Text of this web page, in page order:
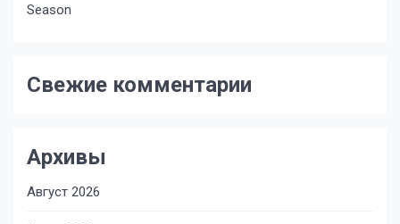
Season
Свежие комментарии
Архивы
Август 2026